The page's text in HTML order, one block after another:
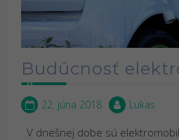
Budúcnosť
22. júna 2018 Lukas
V dnešnej dobe sú